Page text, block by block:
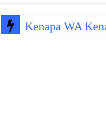
Kenapa WA